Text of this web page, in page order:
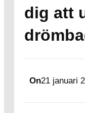
dig att
On21 januari